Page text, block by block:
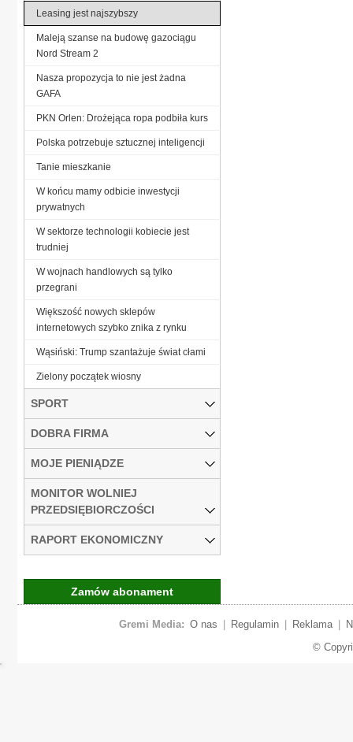
Leasing jest najszybszy
Maleją szanse na budowę gazociągu
Nord Stream 2
Nasza propozycja to nie jest żadna
GAFA
PKN Orlen: Drożejąca ropa podbiła kurs
Polska potrzebuje sztucznej inteligencji
Tanie mieszkanie
W końcu mamy odbicie inwestycji
prywatnych
W sektorze technologii kobiecie jest
trudniej
W wojnach handlowych są tylko
przegrani
Większość nowych sklepów
internetowych szybko znika z rynku
Wąsiński: Trump szantażuje świat cłami
Zielony początek wiosny
SPORT
DOBRA FIRMA
MOJE PIENIĄDZE
MONITOR WOLNIEJ
PRZEDSIĘBIORCZOŚCI
RAPORT EKONOMICZNY
Zamów abonament
Gremi Media: O nas Regulamin Reklama
©